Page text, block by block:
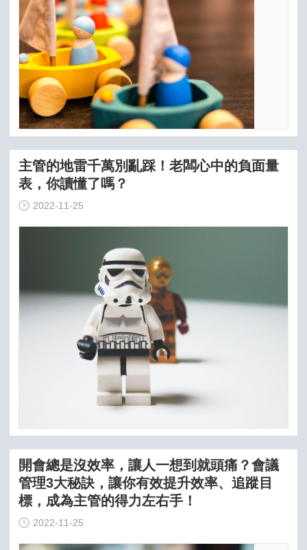
主管的地雷千萬別亂踩！老闆心中的負面量
表，你讀懂了嗎？
2022-11-25
開會總是沒效率，讓人一想到就頭痛？會議
管理3大秘訣，讓你有效提升效率、追蹤目
標，成為主管的得力左右手！
2022-11-25